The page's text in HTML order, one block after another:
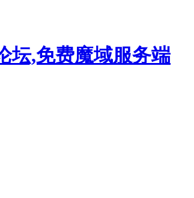
坛,免费魔域服务端